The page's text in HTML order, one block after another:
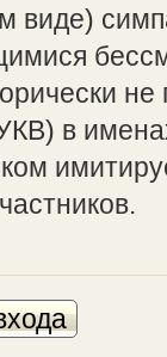
виде)
не
в